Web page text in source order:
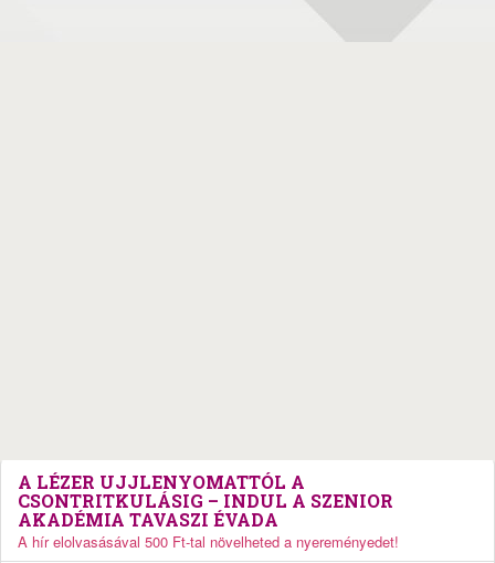
A LÉZER UJJLENYOMATTÓL A
CSONTRITKULÁSIG – INDUL A SZENIOR
AKADÉMIA TAVASZI ÉVADA
A hír elolvasásával 500 Ft-tal növelheted a nyereményedet!